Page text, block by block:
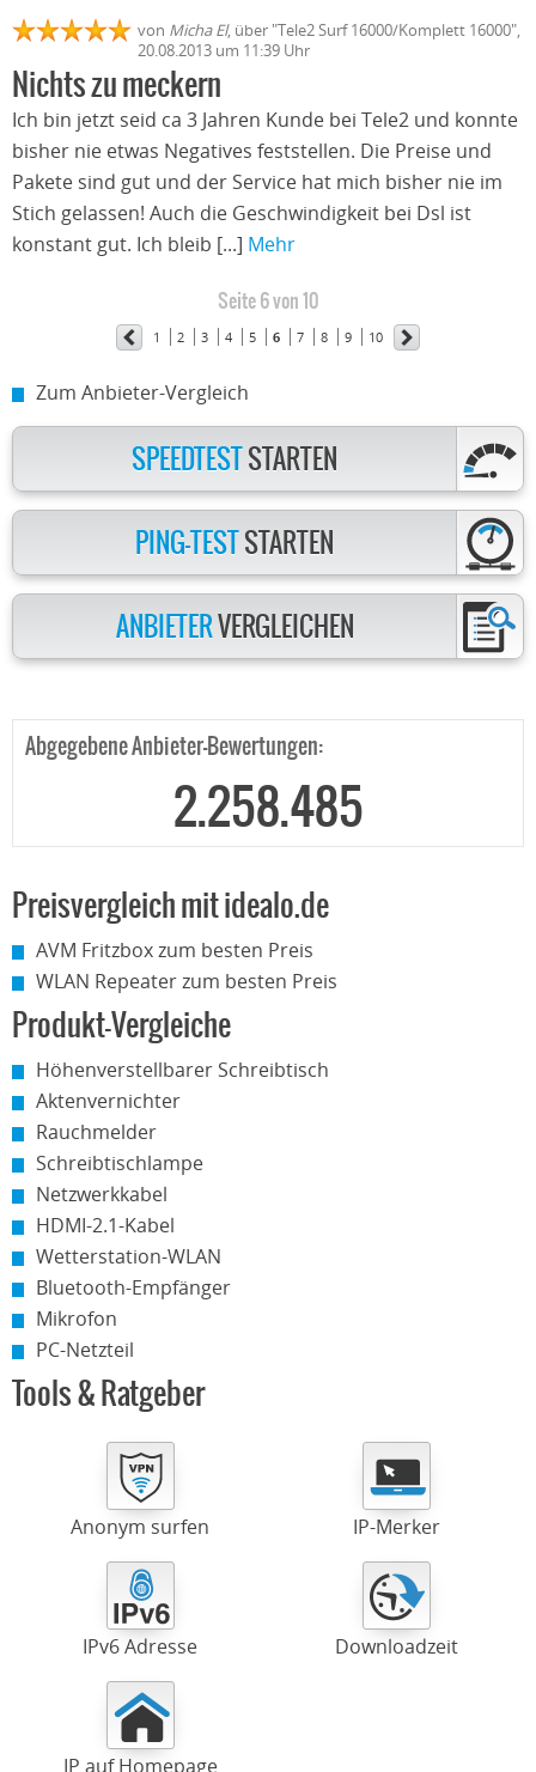
von Micha El, über "Tele2 Surf 16000/Komplett 16000",
20.08.2013 um 11:39 Uhr
Nichts zu meckern
Ich bin jetzt seid ca 3 Jahren Kunde bei Tele2 und konnte
bisher nie etwas Negatives feststellen. Die Preise und
Pakete sind gut und der Service hat mich bisher nie im
Stich gelassen! Auch die Geschwindigkeit bei Dsl ist
konstant gut. Ich bleib [...] Mehr
Seite 6 von 10
1 2 3 4 5 6 7 8 9 10
Zum Anbieter-Vergleich
SPEEDTESTSTARTEN
PING-TESTSTARTEN
ANBIETERVERGLEICHEN
Abgegebene Anbieter-Bewertungen:
2.258.485
Preisvergleich mit idealo.de
AVM Fritzbox zum besten Preis
WLAN Repeater zum besten Preis
Produkt-Vergleiche
Höhenverstellbarer Schreibtisch
Aktenvernichter
Rauchmelder
Schreibtischlampe
Netzwerkkabel
HDMI-2.1-Kabel
Wetterstation-WLAN
Bluetooth-Empfänger
Mikrofon
PC-Netzteil
Tools & Ratgeber
Anonym surfen IP-Merker
IPv6 Adresse Downloadzeit
IP auf Homepage